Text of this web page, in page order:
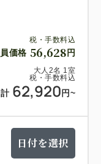
やかなオードブ
理とメインのお
けし
ングリルにて、
税・手数料込
価格 56,628 円
大人 2名 1 室
税・手数料込
62,920 円~
日付を選択